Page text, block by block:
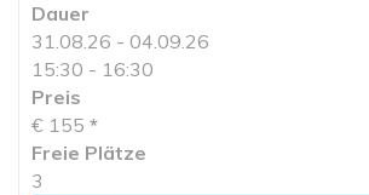
Dauer
31.08.26 - 04.09.26
15:30 - 16:30
Preis
€ 155 *
Freie Plätze
3